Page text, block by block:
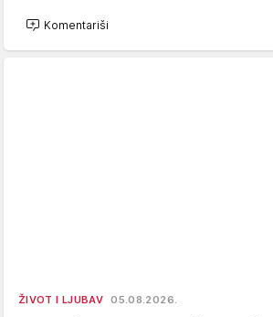
Komentariši
ŽIVOT I LJUBAV 05.08.2026.